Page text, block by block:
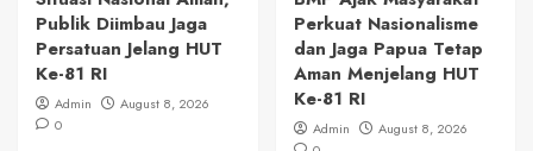
Publik Diimbau Jaga
Persatuan Jelang HUT
Ke-81 RI
Admin
August 8, 2026
0
Perkuat Nasionalisme
dan Jaga Papua Tetap
Aman Menjelang HUT
Ke-81 RI
Admin
August 8, 2026